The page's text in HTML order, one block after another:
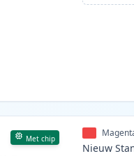
Met chip
Nieuw